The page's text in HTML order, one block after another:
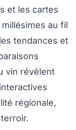
et les cartes
au fil
tendances et
vin révèlent
régionale,